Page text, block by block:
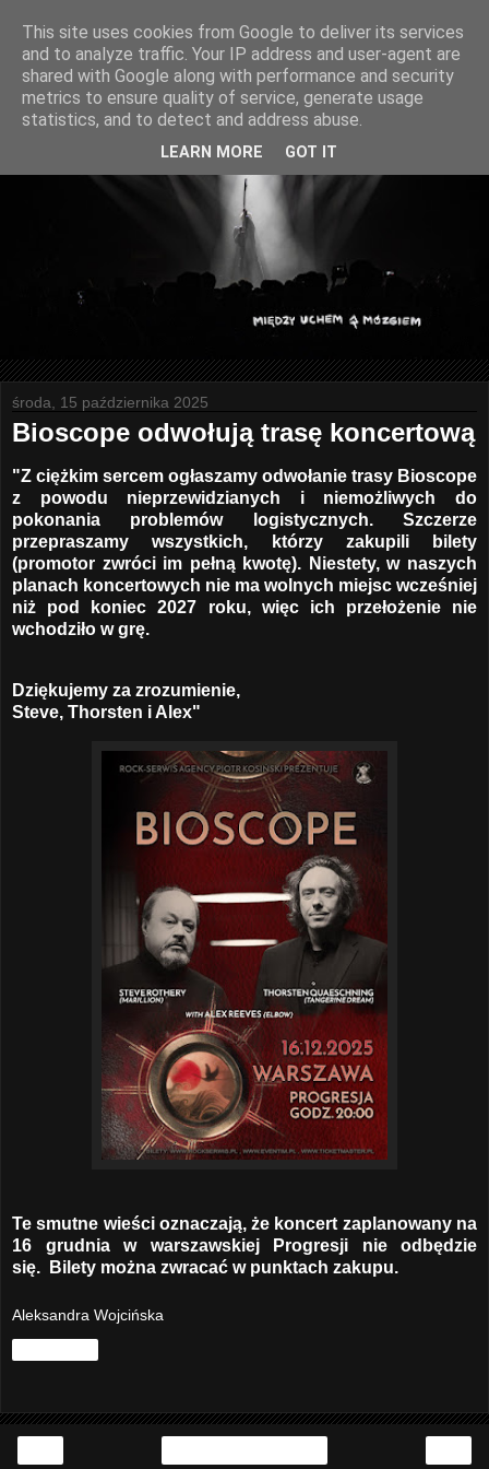
środa, 15 października 2025
Bioscope odwołują trasę koncertową
"Z ciężkim sercem ogłaszamy odwołanie trasy Bioscope
z powodu nieprzewidzianych i niemożliwych do
pokonania problemów logistycznych. Szczerze
przepraszamy wszystkich, którzy zakupili bilety
(promotor zwróci im pełną kwotę). Niestety, w naszych
planach koncertowych nie ma wolnych miejsc wcześniej
niż pod koniec 2027 roku, więc ich przełożenie nie
wchodziło w grę.
Dziękujemy za zrozumienie,
Steve, Thorsten i Alex"
Te smutne wieści oznaczają, że koncert zaplanowany na
16 grudnia w warszawskiej Progresji nie odbędzie
się. Bilety można zwracać w punktach zakupu.
Aleksandra Wojcińska
This site uses cookies from Google to deliver its services
and to analyze traffic. Your IP address and user-agent are
shared with Google along with performance and security
metrics to ensure quality of service, generate usage
statistics, and to detect and address abuse.
LEARN MORE GOT IT